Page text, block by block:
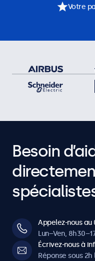
Votre
Besoin
Appelez-nous au
Lun–Ven,
Écrivez-nous à
Réponse sous